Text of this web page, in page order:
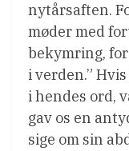
nytårsaften.
møder med
bekymring,
i verden.”
i hendes ord,
gav os en
sige om sin